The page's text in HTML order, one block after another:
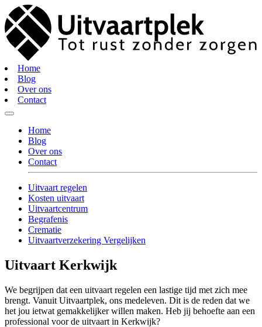
Home
Blog
Over ons
Contact
Home
Blog
Over ons
Contact
Uitvaart regelen
Kosten uitvaart
Uitvaartcentrum
Begrafenis
Crematie
Uitvaartverzekering Vergelijken
Uitvaart Kerkwijk
We begrijpen dat een uitvaart regelen een lastige tijd met zich mee
brengt. Vanuit Uitvaartplek, ons medeleven. Dit is de reden dat we
het jou ietwat gemakkelijker willen maken. Heb jij behoefte aan een
professional voor de uitvaart in Kerkwijk?